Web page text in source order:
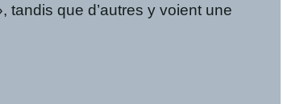
tandis que d’autres y voient une